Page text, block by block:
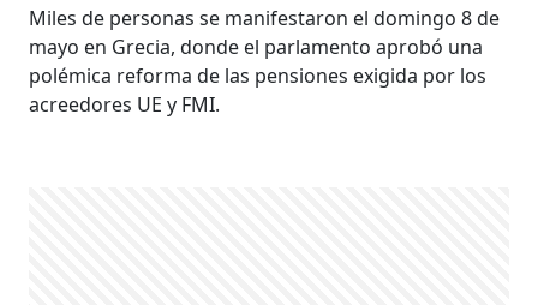
Miles de personas se manifestaron el domingo 8 de
mayo en Grecia, donde el parlamento aprobó una
polémica reforma de las pensiones exigida por los
acreedores UE y FMI.